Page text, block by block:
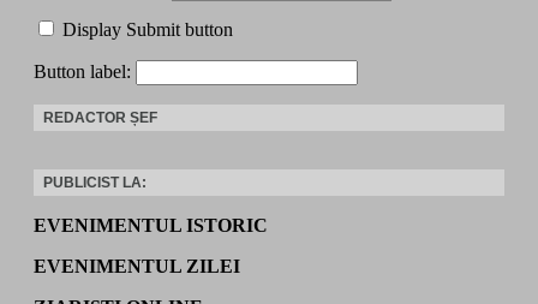
Display Submit button
Button label:
REDACTOR ȘEF
PUBLICIST LA:
EVENIMENTUL ISTORIC
EVENIMENTUL ZILEI